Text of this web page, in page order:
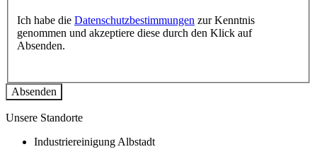
Ich habe die Datenschutzbestimmungen zur Kenntnis
genommen und akzeptiere diese durch den Klick auf
Absenden.
Unsere Standorte
Industriereinigung Albstadt